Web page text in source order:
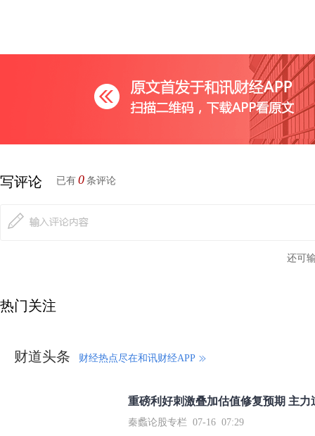
写评论 已有 0 条评论
还可
热门关注
财道头条 财经热点尽在和讯财经APP
秦蠡论股专栏 07-16 07:29